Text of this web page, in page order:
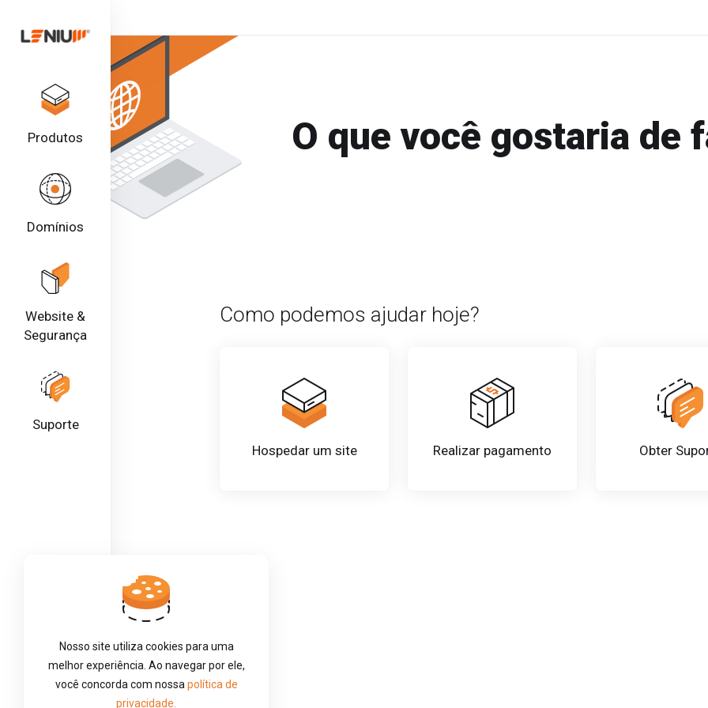
Produtos
Domínios
Website &
Segurança
Suporte
O que você gostaria de
Como podemos ajudar hoje?
Hospedar um site Realizar pagamento Obter
Nosso site utiliza cookies para uma
melhor experiência. Ao navegar por ele,
você concorda com nossa política de
privacidade.